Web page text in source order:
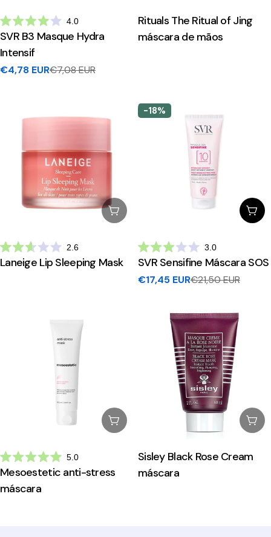
Avaliado
com
4.0
de
5
estrelas
4.0
SVR B3 Masque Hydra
Intensif
Preço
€4,78 EUR
Preço
€7,08 EUR
Rituals The Ritual of Jing
máscara de mãos
Esgotado
Avaliado
com
2.6
Laneige Lip Sleeping Mask
-18%
Avaliado
com
de
3.0
SVR Sensifine Máscara SOS
Preço
€17,45 EUR
Preço
€21,50 EUR
Esgotado
Avaliado
com
5.0
de
5.0
Mesoestetic anti-stress
máscara
Sisley Black Rose Cream
máscara